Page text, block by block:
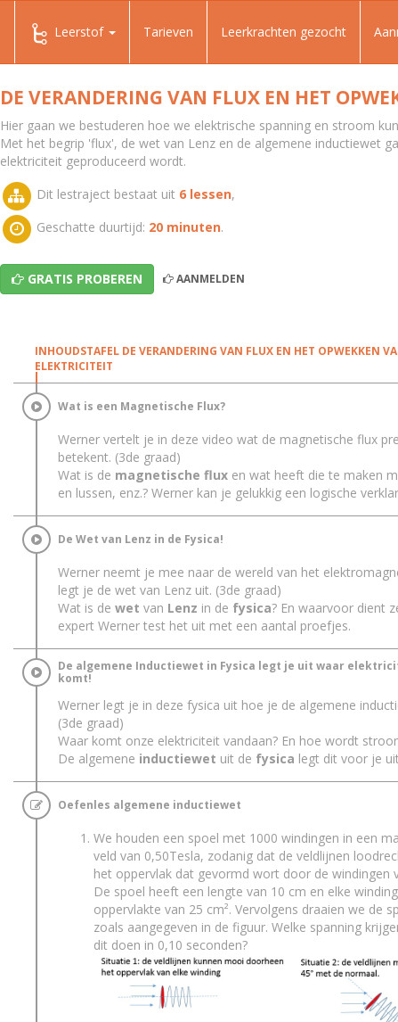
Leerstof Tarieven Leerkrachten gezocht
DE VERANDERING VAN FLUX EN HET
Hier gaan we bestuderen hoe we elektrische spanning en stroom
Met het begrip 'flux', de wet van Lenz en de algemene inductiewet
elektriciteit geproduceerd wordt.
Dit lestraject bestaat uit 6 lessen,
Geschatte duurtijd: 20 minuten.
GRATIS PROBEREN AANMELDEN
INHOUDSTAFEL DE VERANDERING VAN FLUX EN HET OPWEKKEN
ELEKTRICITEIT
Wat is een Magnetische Flux?
Werner vertelt je in deze video wat de magnetische flux
betekent. (3de graad)
Wat is de magnetische flux en wat heeft die te maken
en lussen, enz.? Werner kan je gelukkig een logische
De Wet van Lenz in de Fysica!
Werner neemt je mee naar de wereld van het
legt je de wet van Lenz uit. (3de graad)
Wat is de wet van Lenz in de fysica? En waarvoor dient
expert Werner test het uit met een aantal proefjes.
De algemene Inductiewet in Fysica legt je uit waar
komt!
Werner legt je in deze fysica uit hoe je de algemene
(3de graad)
Waar komt onze elektriciteit vandaan? En hoe wordt
De algemene inductiewet uit de fysica legt dit voor je
Oefenles algemene inductiewet
We houden een spoel met 1000 windingen in een
veld van 0,50Tesla, zodanig dat de veldlijnen
het oppervlak dat gevormd wort door de windingen
De spoel heeft een lengte van 10 cm en elke
oppervlakte van 25 cm². Vervolgens draaien we de
zoals aangegeven in de figuur. Welke spanning
dit doen in 0,10 seconden?